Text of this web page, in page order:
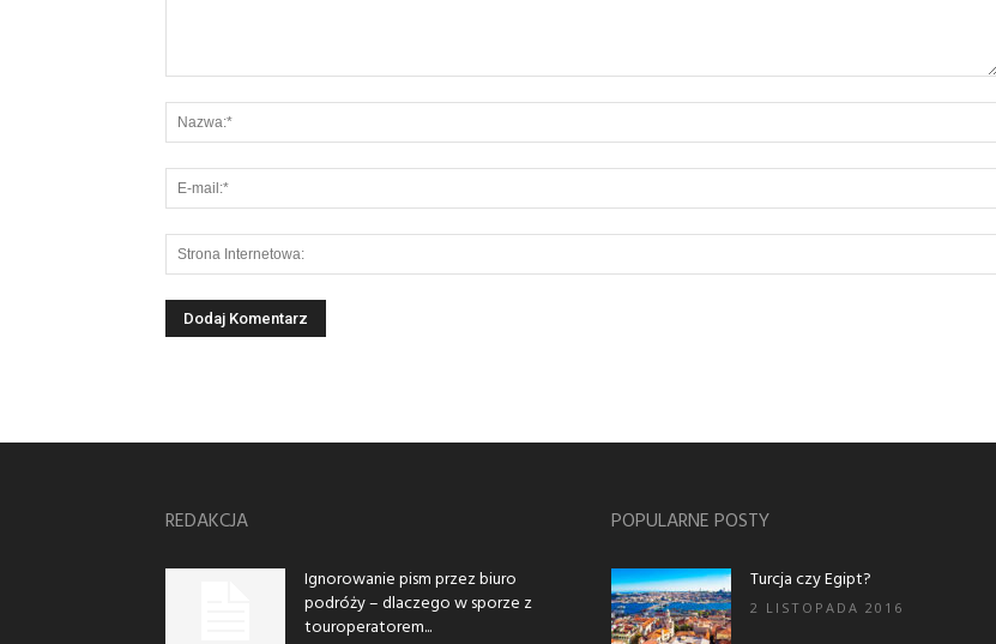
REDAKCJA
Ignorowanie pism przez biuro
podróży – dlaczego w sporze z
touroperatorem...
POPULARNE POSTY
Turcja czy Egipt?
2 LISTOPADA 2016